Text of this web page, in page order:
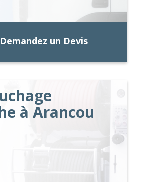
Demandez un Devis
à Arancou